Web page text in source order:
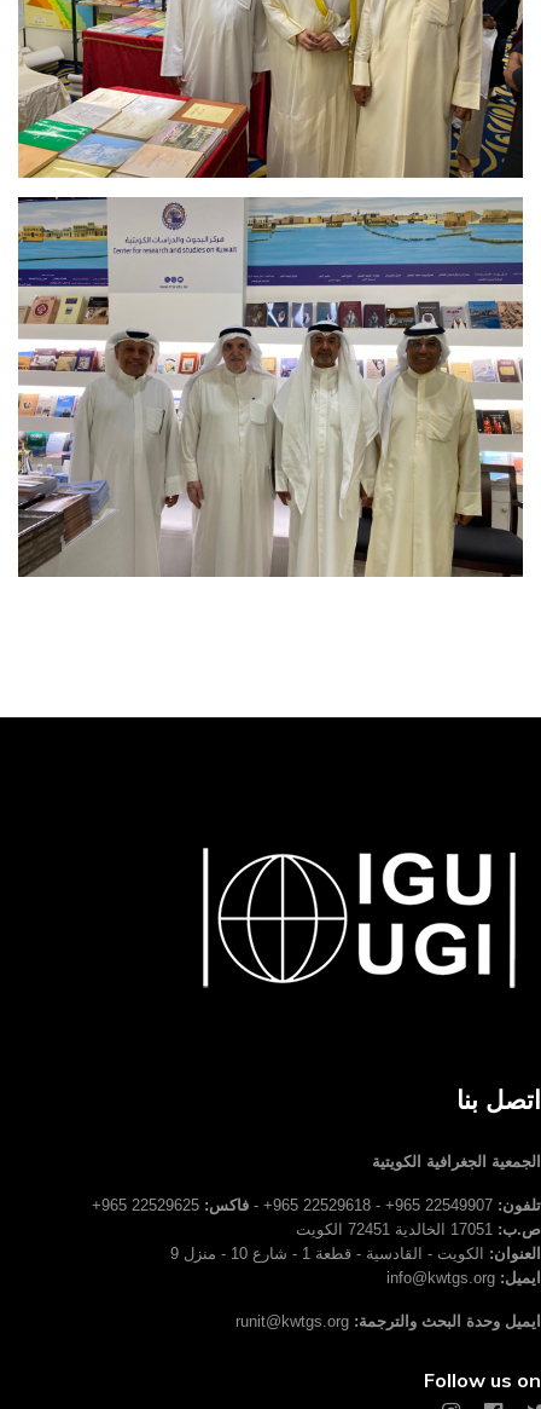
اتصل بنا
الجمعية الجغرافية الكويتية
تلفون: فاكس: 22529625 965+
ص.ب: 17051 الخالدية 72451 الكويت
العنوان: الكويت - القادسية - قطعة 1 - شارع 10 - منزل 9
ايميل: info@kwtgs.org
ايميل وحدة البحث والترجمة: runit@kwtgs.org
Follow us on